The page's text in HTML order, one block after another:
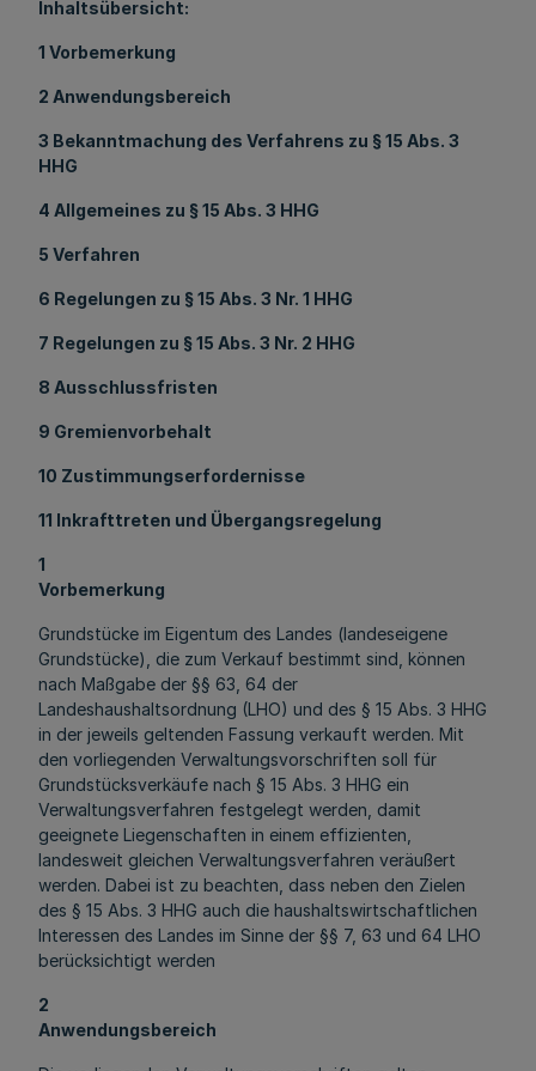
Inhaltsübersicht:
1 Vorbemerkung
2 Anwendungsbereich
3 Bekanntmachung des Verfahrens zu § 15 Abs. 3
HHG
4 Allgemeines zu § 15 Abs. 3 HHG
5 Verfahren
6 Regelungen zu § 15 Abs. 3 Nr. 1 HHG
7 Regelungen zu § 15 Abs. 3 Nr. 2 HHG
8 Ausschlussfristen
9 Gremienvorbehalt
10 Zustimmungserfordernisse
11 Inkrafttreten und Übergangsregelung
1
Vorbemerkung
Grundstücke im Eigentum des Landes (landeseigene
Grundstücke), die zum Verkauf bestimmt sind, können
nach Maßgabe der §§ 63, 64 der
Landeshaushaltsordnung (LHO) und des § 15 Abs. 3 HHG
in der jeweils geltenden Fassung verkauft werden. Mit
den vorliegenden Verwaltungsvorschriften soll für
Grundstücksverkäufe nach § 15 Abs. 3 HHG ein
Verwaltungsverfahren festgelegt werden, damit
geeignete Liegenschaften in einem effizienten,
landesweit gleichen Verwaltungsverfahren veräußert
werden. Dabei ist zu beachten, dass neben den Zielen
des § 15 Abs. 3 HHG auch die haushaltswirtschaftlichen
Interessen des Landes im Sinne der §§ 7, 63 und 64 LHO
berücksichtigt werden
2
Anwendungsbereich